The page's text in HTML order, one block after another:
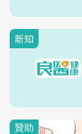
新知